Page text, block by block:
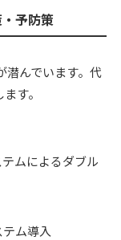
予防策
潜んでいます。代
す。
ムによるダブル
ム導入